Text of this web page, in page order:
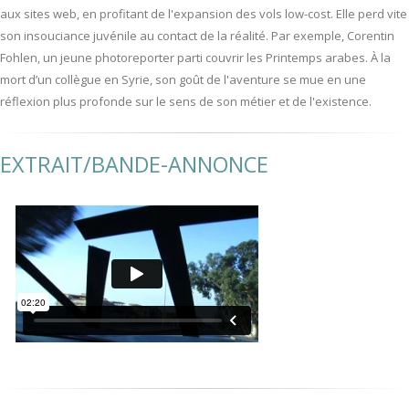
aux sites web, en profitant de l'expansion des vols low-cost. Elle perd vite
son insouciance juvénile au contact de la réalité. Par exemple, Corentin
Fohlen, un jeune photoreporter parti couvrir les Printemps arabes. À la
mort d’un collègue en Syrie, son goût de l'aventure se mue en une
réflexion plus profonde sur le sens de son métier et de l'existence.
EXTRAIT/BANDE-ANNONCE